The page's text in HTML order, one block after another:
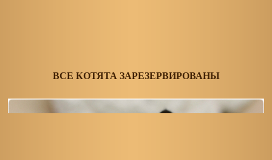
ВСЕ КОТЯТА ЗАРЕЗЕРВИРОВАНЫ